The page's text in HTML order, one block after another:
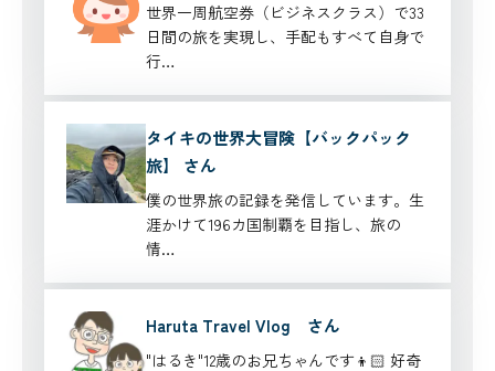
世界一周航空券（ビジネスクラス）で33
日間の旅を実現し、手配もすべて自身で
行…
タイキの世界大冒険【バックパック
旅】 さん
僕の世界旅の記録を発信しています。生
涯かけて196カ国制覇 を目指し、旅の
情…
Haruta Travel Vlog さん
"はるき"12歳のお兄ちゃんです👦🏻 好奇